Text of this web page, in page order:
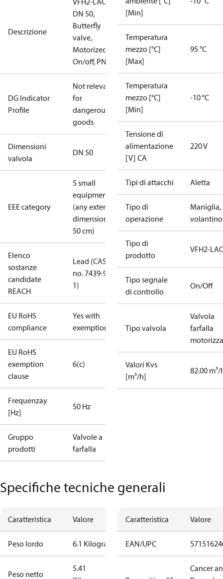
Descrizione
DN 50,
Butterfly
valve,
Motorized
On/off, PN16
DG Indicator
Profile
Not relevant
for
dangerous
goods
Dimensioni
valvola
DN 50
EEE category
5 small
equipment
(any external
dimension <
50 cm)
Elenco
sostanze
candidate
REACH
Lead (CAS
no. 7439-92-
1)
EU RoHS
compliance
Yes with
exemptions
EU RoHS
exemption
clause
6(c)
Frequenzay
[Hz]
50 Hz
Gruppo
prodotti
Valvole a
farfalla
[Min]
Temperatura
mezzo [°C]
[Max]
95 °C
Temperatura
mezzo [°C]
[Min]
-10 °C
Tensione di
alimentazione
[V] CA
220 V
Tipi di attacchi Aletta
Tipo di
operazione
Maniglia,
volantino
Tipo di
prodotto
VFH2-
Tipo segnale
di controllo
On/Off
Tipo valvola
Valvola
farfalla
Valori Kvs
[m³/h]
82.00 m³/
Specifiche tecniche generali
Caratteristica Valore
Peso lordo 6.1 Kilogram
Peso netto
5.41
Caratteristica Valore
EAN/UPC
Cancer